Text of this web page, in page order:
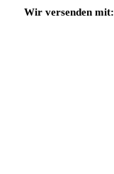
Wir versenden mit: